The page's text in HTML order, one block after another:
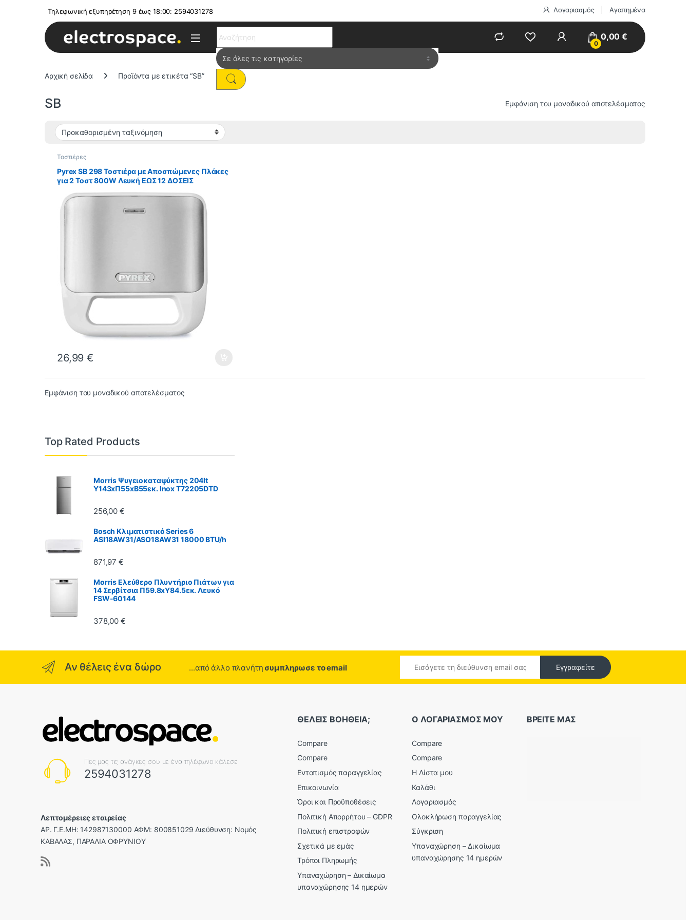
Τηλεφωνική εξυπηρέτηση 9 έως 18:00: 2594031278 Λογαριασμός Αγαπημένα
0
0,00€
Αρχική σελίδα Προϊόντα με ετικέτα “SB”
SB Εμφάνιση του μοναδικού αποτελέσματος
Τοστιέρες
Pyrex SB 298 Τοστιέρα με Αποσπώμενες Πλάκες
για 2 Τοστ 800W Λευκή ΕΩΣ 12 ΔΟΣΕΙΣ
26,99€
Εμφάνιση του μοναδικού αποτελέσματος
Top Rated Products
Morris Ψυγειοκαταψύκτης 204lt
Υ143xΠ55xΒ55εκ. Inox T72205DTD
256,00€
Bosch Κλιματιστικό Series 6
ASI18AW31/ASO18AW31 18000 BTU/h
871,97€
Morris Ελεύθερο Πλυντήριο Πιάτων για
14 Σερβίτσια Π59.8xY84.5εκ. Λευκό
FSW-60144
378,00€
Αν θέλεις ένα δώρο ...από άλλο πλανήτη συμπληρωσε το email Εγγραφείτε
Πες μας τις ανάγκες σου με ένα τηλέφωνο κάλεσε
2594031278
Λεπτομέρειες εταιρείας
ΑΡ. Γ.Ε.ΜΗ: 142987130000 ΑΦΜ: 800851029 Διεύθυνση: Νομός
ΚΑΒΑΛΑΣ, ΠΑΡΑΛΙΑ ΟΦΡΥΝΙΟΥ
ΘΕΛΕΙΣ ΒΟΗΘΕΙΑ;
Compare
Compare
Εντοπισμός παραγγελίας
Επικοινωνία
Όροι και Προϋποθέσεις
Πολιτική Απορρήτου – GDPR
Πολιτική επιστροφών
Σχετικά με εμάς
Τρόποι Πληρωμής
Υπαναχώρηση – Δικαίωμα
υπαναχώρησης 14 ημερών
Ο ΛΟΓΑΡΙΑΣΜΟΣ ΜΟΥ
Compare
Compare
Η Λίστα μου
Καλάθι
Λογαριασμός
Ολοκλήρωση παραγγελίας
Σύγκριση
Υπαναχώρηση – Δικαίωμα
υπαναχώρησης 14 ημερών
ΒΡΕΙΤΕ ΜΑΣ